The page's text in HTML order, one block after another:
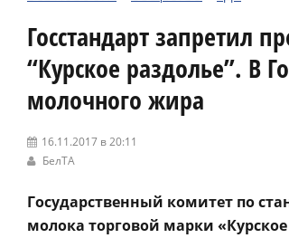
Госстандарт запретил
“Курское раздолье”. В
молочного жира
16.11.2017 в 20:11
БелТА
Государственный комитет по
молока торговой марки